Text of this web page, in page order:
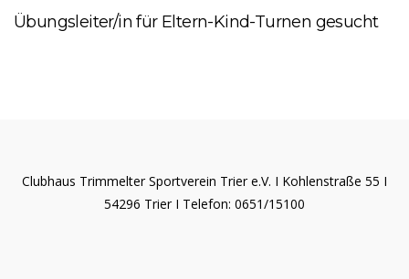
Übungsleiter/in für Eltern-Kind-Turnen gesucht
Clubhaus Trimmelter Sportverein Trier e.V. I Kohlenstraße 55 I
54296 Trier I Telefon: 0651/15100